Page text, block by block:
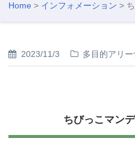
Home > インフォメーション >
2023/11/3 多目的アリー
ちびっこマン